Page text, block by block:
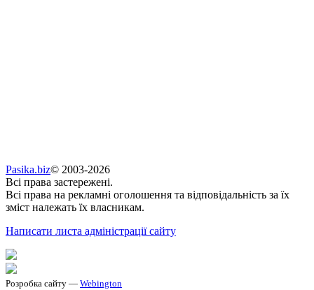
Pasika.biz© 2003-2026
Всі права застережені.
Всі права на рекламні оголошення та відповідальність за їх
зміст належать їх власникам.
Написати листа адміністрації сайту
Розробка сайту — Webington